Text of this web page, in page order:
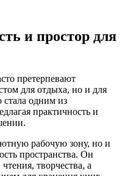
и простор для
претерпевают
для отдыха, но и для
стала одним из
практичность и
рабочую зону, но и
пространства. Он
творчества, а